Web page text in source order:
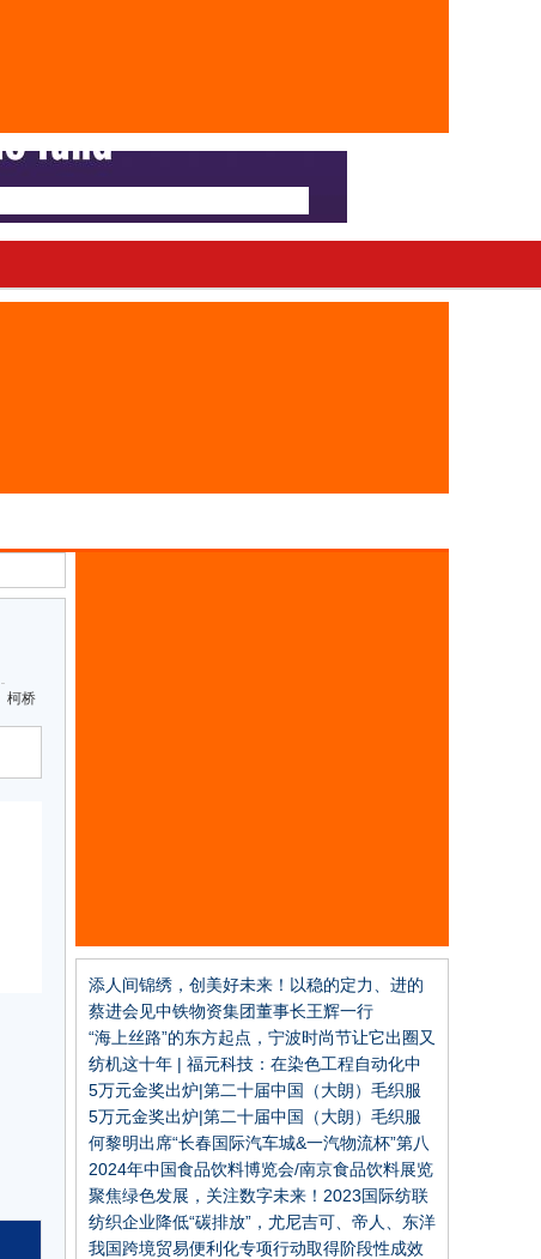
柯桥
添人间锦绣，创美好未来！以稳的定力、进的
姿态推进纺织现代化产业体系建设，中国纺织
工业联合会2023年年中工作会议召开
蔡进会见中铁物资集团董事长王辉一行
“海上丝路”的东方起点，宁波时尚节让它出圈又
出彩！
纺机这十年 | 福元科技：在染色工程自动化中
建立优势
5万元金奖出炉|第二十届中国（大朗）毛织服
装设计大赛圆满结束
5万元金奖出炉|第二十届中国（大朗）毛织服
装设计大赛圆满结束
何黎明出席“长春国际汽车城&一汽物流杯”第八
届全国大学生物流设计大赛签约启动仪式
2024年中国食品饮料博览会/南京食品饮料展览
会
聚焦绿色发展，关注数字未来！2023国际纺联
年会在绍兴柯桥召开
纺织企业降低“碳排放”，尤尼吉可、帝人、东洋
纺等这些日本企业的经验可以借鉴
我国跨境贸易便利化专项行动取得阶段性成效